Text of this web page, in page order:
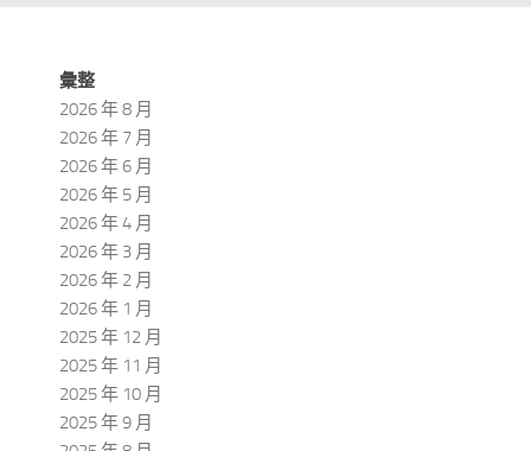
彙整
2026 年 8 月
2026 年 7 月
2026 年 6 月
2026 年 5 月
2026 年 4 月
2026 年 3 月
2026 年 2 月
2026 年 1 月
2025 年 12 月
2025 年 11 月
2025 年 10 月
2025 年 9 月